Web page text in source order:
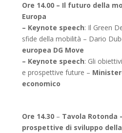
Ore 14.00 – Il futuro della
Europa
– Keynote speech: Il Green
sfide della mobilità – Dario
europea DG Move
– Keynote speech: Gli
e prospettive future –
economico
Ore 14.30– Tavola Rotonda
prospettive di sviluppo